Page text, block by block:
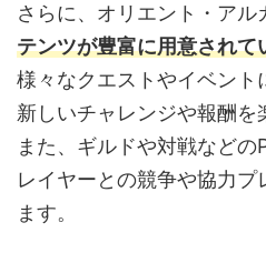
さらに、オリエント・アル
テンツが豊富に用意されて
様々なクエストやイベント
新しいチャレンジや報酬を
また、ギルドや対戦など
レイヤーとの競争や協力プ
ます。